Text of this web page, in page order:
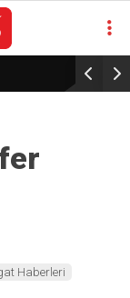
29 Yıllık
Haberleri